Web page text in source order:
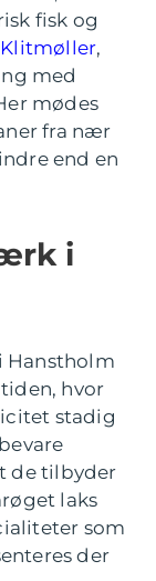
fisk og
,
med
mødes
fra nær
end en
i
Hanstholm
hvor
stadig
de tilbyder
laks
som
der